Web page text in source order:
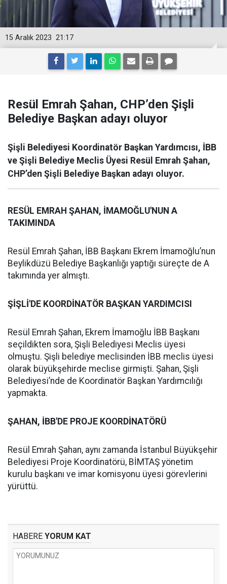
21:17
15 Aralık 2023
Resül Emrah Şahan, CHP’den Şişli
Belediye Başkan adayı oluyor
Şişli Belediyesi Koordinatör Başkan Yardımcısı, İBB
ve Şişli Belediye Meclis Üyesi Resül Emrah Şahan,
CHP’den Şişli Belediye Başkan adayı oluyor.
RESÜL EMRAH ŞAHAN, İMAMOĞLU'NUN A
TAKIMINDA
Resül Emrah Şahan, İBB Başkanı Ekrem İmamoğlu’nun
Beylikdüzü Belediye Başkanlığı yaptığı süreçte de A
takımında yer almıştı.
ŞİŞLİ'DE KOORDİNATÖR BAŞKAN YARDIMCISI
Resül Emrah Şahan, Ekrem İmamoğlu İBB Başkanı
seçildikten sora, Şişli Belediyesi Meclis üyesi
olmuştu. Şişli belediye meclisinden İBB meclis üyesi
olarak büyükşehirde meclise girmişti. Şahan, Şişli
Belediyesi’nde de Koordinatör Başkan Yardımcılığı
yapmakta.
ŞAHAN, İBB'DE PROJE KOORDİNATÖRÜ
Resül Emrah Şahan, aynı zamanda İstanbul Büyükşehir
Belediyesi Proje Koordinatörü, BİMTAŞ yönetim
kurulu başkanı ve imar komisyonu üyesi görevlerini
yürüttü.
HABERE YORUM KAT